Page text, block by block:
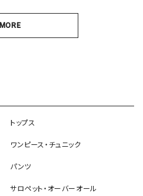
MORE
トップス
ワンピース・チュニック
パンツ
サロペット・オーバーオール